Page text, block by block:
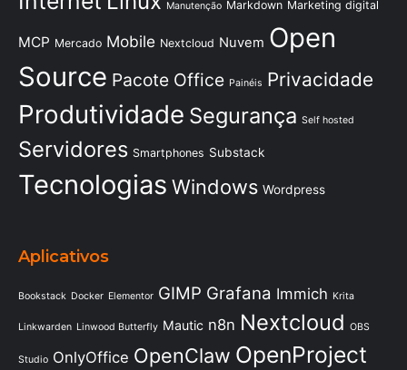
Manutenção Markdown Marketing digital
MCP Mercado Mobile Nextcloud Nuvem Open
Source Pacote Office Painéis Privacidade
Produtividade Segurança Self hosted
Servidores Smartphones Substack
Tecnologias Windows Wordpress
Aplicativos
Bookstack Docker Elementor GIMP Grafana Immich Krita
Linkwarden Linwood Butterfly Mautic n8n Nextcloud OBS
Studio OnlyOffice OpenClaw OpenProject